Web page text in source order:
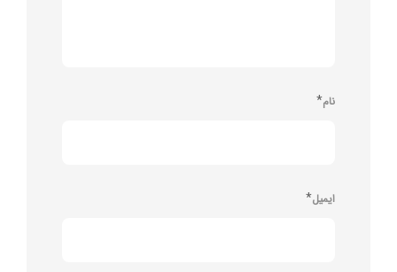
نام*
ایمیل*